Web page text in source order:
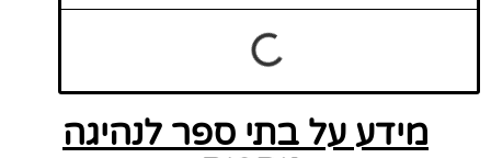
מידע על בתי ספר לנהיגה